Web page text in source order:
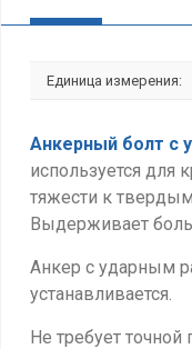
Единица измерения:
Анкерный болт с
используется для
тяжести к
Выдерживает
Анкер с ударным
устанавливается.
Не требует точной